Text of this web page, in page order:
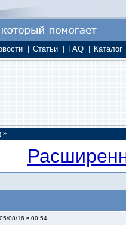
Статьи FAQ Каталог
»
05/08/16 в 00:54